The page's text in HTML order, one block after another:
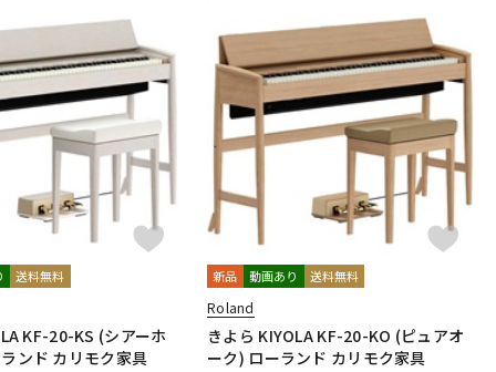
送料無料
KF-20-KS (シアーホ
ンド カリモク家具
新品 動画あり 送料無料
Roland
きよら KIYOLA KF-20-KO (ピュアオ
ーク) ローランド カリモク家具